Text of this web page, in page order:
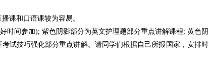
课和口语课较为容易。
时间参加); 紫色阴影部分为英文护理题部分重点讲解课程; 黄色阴
试技巧强化部分重点讲解。请同学们根据自己所报国家，安排时